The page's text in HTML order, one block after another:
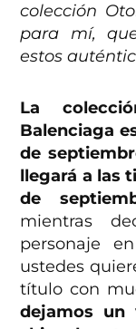
colección
para mí,
estos
La
Balenciaga
de
llegará a las
de
mientras
personaje
ustedes
título con
dejamos un